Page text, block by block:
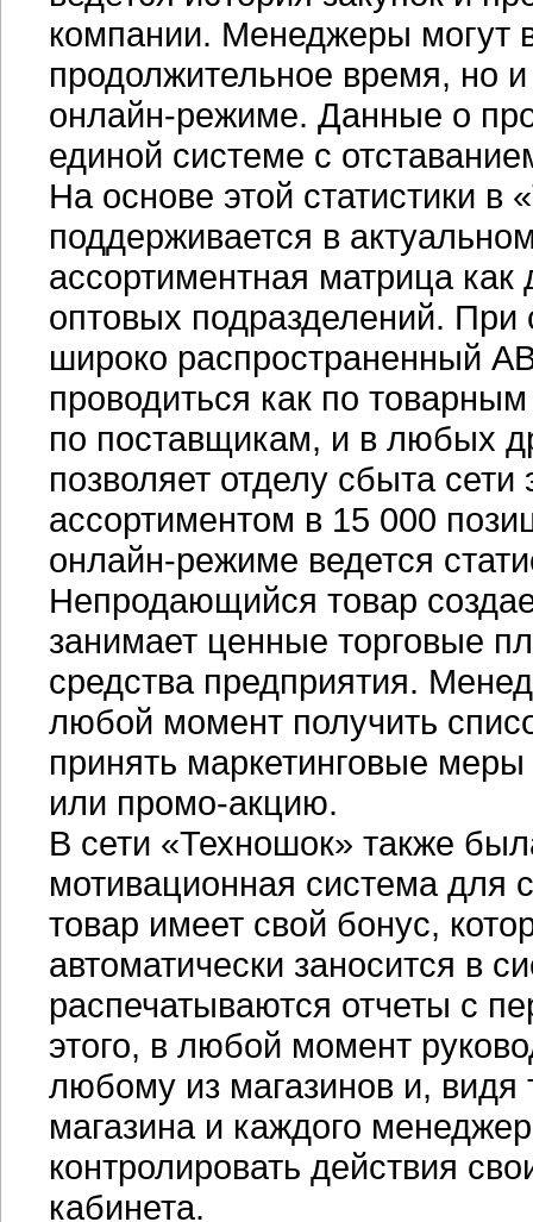
компании. Менеджеры могут
продолжительное время, но
онлайн-режиме. Данные о
единой системе с
На основе этой статистики
поддерживается в
ассортиментная матрица
оптовых подразделений. При
широко распространенный
проводиться как по
по поставщикам, и в любых
позволяет отделу сбыта
ассортиментом в 15 000
онлайн-режиме ведется
Непродающийся товар
занимает ценные торговые
средства предприятия.
любой момент получить
принять маркетинговые
или промо-акцию.
В сети «Техношок» также
мотивационная система для
товар имеет свой бонус,
автоматически заносится в
распечатываются отчеты с
этого, в любой момент
любому из магазинов и, видя
магазина и каждого
контролировать действия
кабинета.